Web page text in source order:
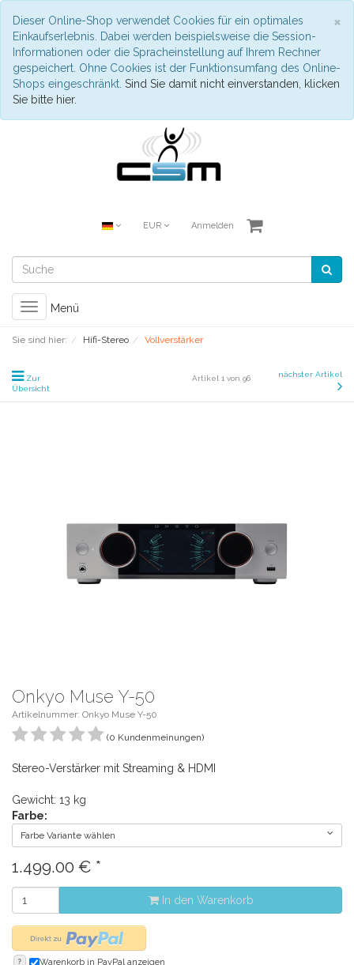
×
Dieser Online-Shop verwendet Cookies für ein optimales
Einkaufserlebnis. Dabei werden beispielsweise die Session-
Informationen oder die Spracheinstellung auf Ihrem Rechner
gespeichert. Ohne Cookies ist der Funktionsumfang des Online-
Shops eingeschränkt. Sind Sie damit nicht einverstanden, klicken
Sie bitte hier.
EUR Anmelden
Toggle
navigation
Menü
Sie sind hier: Hifi-Stereo Vollverstärker
Zur
Übersicht
Artikel 1 von 96 nächster Artikel
Onkyo Muse Y-50
Artikelnummer: Onkyo Muse Y-50
(0 Kundenmeinungen)
Stereo-Verstärker mit Streaming & HDMI
Gewicht: 13 kg
Farbe:
Farbe Variante wählen
1.499.00 € *
In den Warenkorb
? Warenkorb in PayPal anzeigen